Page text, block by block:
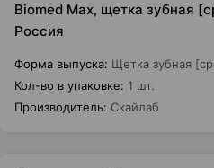
Biomed Max, щетка зубная
Россия
Форма выпуска: Щетка зубная
Кол-во в упаковке: 1 шт.
Производитель: Скайлаб